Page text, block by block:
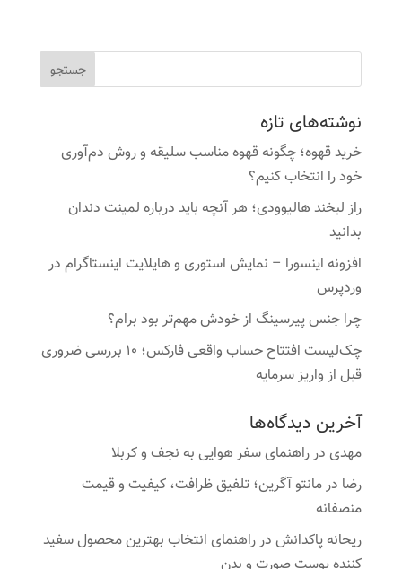
نوشته‌های تازه
خرید قهوه؛ چگونه قهوه مناسب سلیقه و روش دم‌آوری
خود را انتخاب کنیم؟
راز لبخند هالیوودی؛ هر آنچه باید درباره لمینت دندان
بدانید
افزونه اینسورا – نمایش استوری و هایلایت اینستاگرام در
وردپرس
چرا جنس پیرسینگ از خودش مهم‌تر بود برام؟
چک‌لیست افتتاح حساب واقعی فارکس؛ ۱۰ بررسی ضروری
قبل از واریز سرمایه
آخرین دیدگاه‌ها
مهدیدرراهنمای سفر هوایی به نجف و کربلا
رضا درمانتو آگرین؛ تلفیق ظرافت، کیفیت و قیمت
منصفانه
ریحانه پاکدانشدرراهنمای انتخاب بهترین محصول سفید